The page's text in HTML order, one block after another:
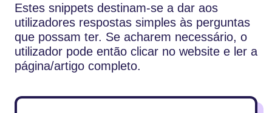
Estes snippets destinam-se a dar aos
utilizadores respostas simples às perguntas
que possam ter. Se acharem necessário, o
utilizador pode então clicar no website e ler a
página/artigo completo.